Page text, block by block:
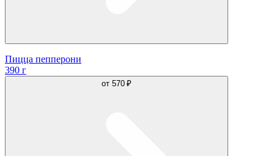
Пицца пепперони
390 г
от 570 ₽